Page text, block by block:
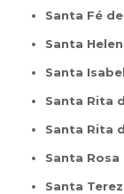
Santa Fé
Santa
Santa Isabel
Santa Rita
Santa Rita
Santa
Santa